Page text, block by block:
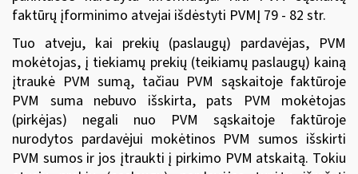
faktūrų įforminimo atvejai išdėstyti PVMĮ 79 - 82 str.
Tuo atveju, kai prekių (paslaugų) pardavėjas, PVM
mokėtojas, į tiekiamų prekių (teikiamų paslaugų) kainą
įtraukė PVM sumą, tačiau PVM sąskaitoje faktūroje
PVM suma nebuvo išskirta, pats PVM mokėtojas
(pirkėjas) negali nuo PVM sąskaitoje faktūroje
nurodytos pardavėjui mokėtinos PVM sumos išskirti
PVM sumos ir jos įtraukti į pirkimo PVM atskaitą. Tokiu